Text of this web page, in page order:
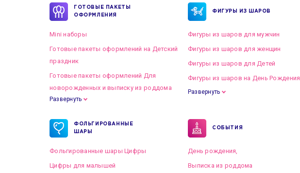
ГОТОВЫЕ ПАКЕТЫ
ОФОРМЛЕНИЯ
Mini наборы
Готовые пакеты оформлений на Детский
праздник
Готовые пакеты оформлений Для
новорожденных и выписку из роддома
Готовые пакеты оформлений на Свадьбу
Развернуть
ФИГУРЫ ИЗ ШАРОВ
Фигуры из шаров для мужчин
Фигуры из шаров для женщин
Фигуры из шаров для Детей
Фигуры из шаров на День Рождения
Развернуть
ФОЛЬГИРОВАННЫЕ
ШАРЫ
Фольгированные шары Цифры
Цифры для малышей
СОБЫТИЯ
День рождения,
Выписка из роддома